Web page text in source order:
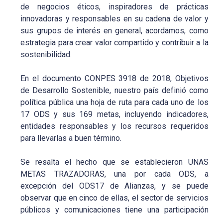
de negocios éticos, inspiradores de prácticas
innovadoras y responsables en su cadena de valor y
sus grupos de interés en general, acordamos, como
estrategia para crear valor compartido y contribuir a la
sostenibilidad.
En el documento CONPES 3918 de 2018, Objetivos
de Desarrollo Sostenible, nuestro país definió como
política pública una hoja de ruta para cada uno de los
17 ODS y sus 169 metas, incluyendo indicadores,
entidades responsables y los recursos requeridos
para llevarlas a buen término.
Se resalta el hecho que se establecieron UNAS
METAS TRAZADORAS, una por cada ODS, a
excepción del ODS17 de Alianzas, y se puede
observar que en cinco de ellas, el sector de servicios
públicos y comunicaciones tiene una participación